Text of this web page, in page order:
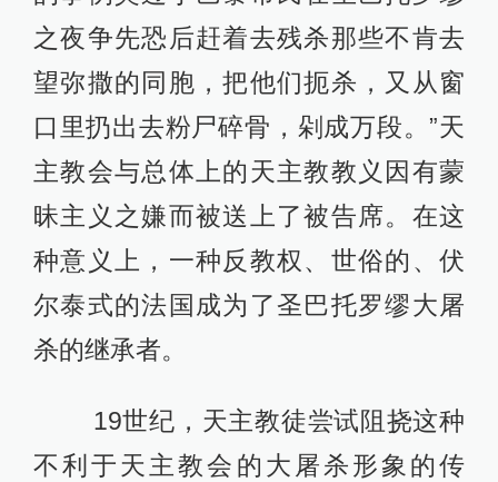
之夜争先恐后赶着去残杀那些不肯去
望弥撒的同胞，把他们扼杀，又从窗
口里扔出去粉尸碎骨，剁成万段。”天
主教会与总体上的天主教教义因有蒙
昧主义之嫌而被送上了被告席。在这
种意义上，一种反教权、世俗的、伏
尔泰式的法国成为了圣巴托罗缪大屠
杀的继承者。
19世纪，天主教徒尝试阻挠这种
不利于天主教会的大屠杀形象的传